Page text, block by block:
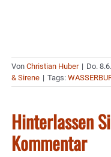
Von Christian Huber | Do.
& Sirene | Tags:
Hinterlassen
Kommentar